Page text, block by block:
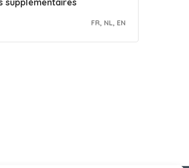
FR, NL, EN